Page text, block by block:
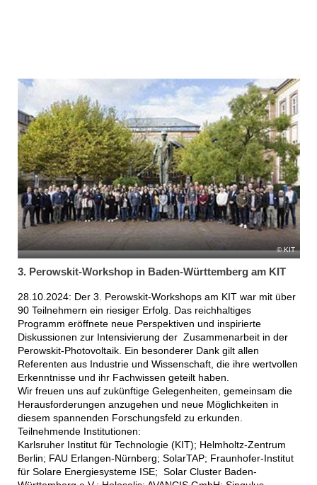
KIT
3. Perowskit-Workshop in Baden-Württemberg am KIT
28.10.2024: Der 3. Perowskit-Workshops am KIT war mit über
90 Teilnehmern ein riesiger Erfolg. Das reichhaltiges
Programm eröffnete neue Perspektiven und inspirierte
Diskussionen zur Intensivierung der Zusammenarbeit in der
Perowskit-Photovoltaik. Ein besonderer Dank gilt allen
Referenten aus Industrie und Wissenschaft, die ihre wertvollen
Erkenntnisse und ihr Fachwissen geteilt haben.
Wir freuen uns auf zukünftige Gelegenheiten, gemeinsam die
Herausforderungen anzugehen und neue Möglichkeiten in
diesem spannenden Forschungsfeld zu erkunden.
Teilnehmende Institutionen:
Karlsruher Institut für Technologie (KIT); Helmholtz-Zentrum
Berlin; FAU Erlangen-Nürnberg; SolarTAP; Fraunhofer-Institut
für Solare Energiesysteme ISE; Solar Cluster Baden-